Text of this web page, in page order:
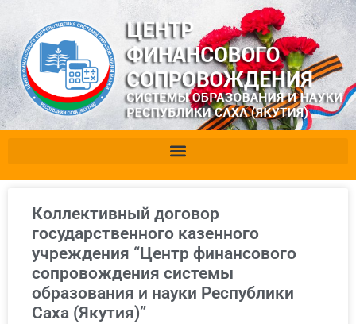
Коллективный договор
государственного казенного
учреждения “Центр финансового
сопровождения системы
образования и науки Республики
Саха (Якутия)”